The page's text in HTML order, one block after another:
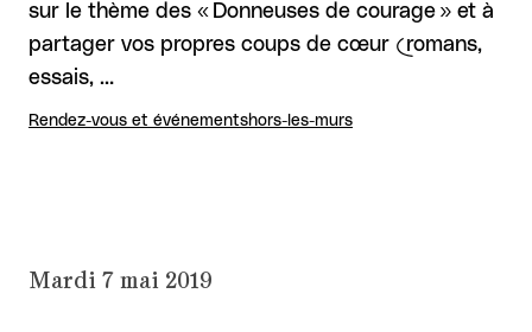
sur le thème des « Donneuses de courage » et à
partager vos propres coups de cœur (romans,
essais, …
Rendez-vous et événementshors-les-murs
Mardi 7 mai 2019